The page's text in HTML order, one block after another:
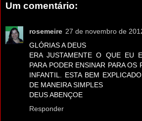
Um comentário:
rosemeire 27 de novembro de
GLÓRIAS A DEUS
ERA JUSTAMENTE O QUE EU
PARA PODER ENSINAR PARA OS
INFANTIL. ESTA BEM
DE MANEIRA SIMPLES
DEUS ABENÇOE
Responder